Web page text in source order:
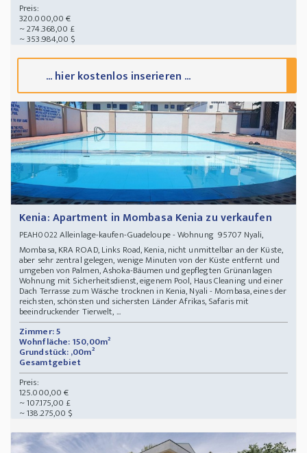
Preis:
320.000,00 €
~ 274.368,00 £
~ 353.984,00 $
... hier kostenlos inserieren ...
Kenia: Apartment in Mombasa Kenia zu verkaufen
PEAH0022Alleinlage-kaufen-Guadeloupe - Wohnung 95707 Nyali,
Mombasa, KRA ROAD, Links Road, Kenia, nicht unmittelbar an der Küste,
aber sehr zentral gelegen, wenige Minuten von der Küste entfernt und
umgeben von Palmen, Ashoka-Bäumen und gepflegten Grünanlagen
Wohnung mit Sicherheitsdienst, eigenem Pool, Haus Cleaning und einer
Dach Terrasse zum Wäsche trocknen in Kenia, Nyali - Mombasa, eines der
reichsten, schönsten und sichersten Länder Afrikas, Safaris mit
beeindruckender Tierwelt, ...
Zimmer: 5
Wohnfläche: 150,00m²
Grundstück: ,00m²
Gesamtgebiet
Preis:
125.000,00 €
~ 107.175,00 £
~ 138.275,00 $